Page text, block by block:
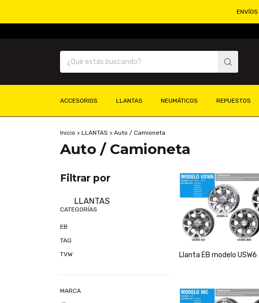
ENVÍOS A
ACCESORIOS LLANTAS NEUMÁTICOS REPUESTOS
Inicio > LLANTAS > Auto / Camioneta
Auto / Camioneta
Filtrar por
LLANTAS
CATEGORÍAS
EB
TAG
TVW
MARCA
Llanta EB modelo USW6